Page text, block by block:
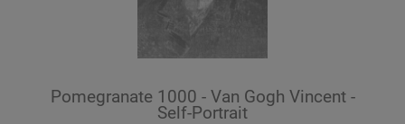
Pomegranate 1000 - Van Gogh Vincent -
Self-Portrait